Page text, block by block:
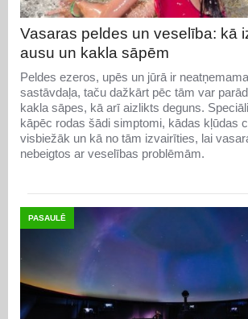
Vasaras peldes un veselība: kā
ausu un kakla sāpēm
Peldes ezeros, upēs un jūrā ir
sastāvdaļa, taču dažkārt pēc tām var
kakla sāpes, kā arī aizlikts deguns.
kāpēc rodas šādi simptomi, kādas kļūdas
visbiežāk un kā no tām izvairīties, lai
nebeigtos ar veselības problēmām.
PASAULĒ